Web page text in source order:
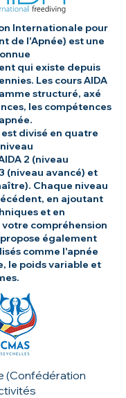
Internationale pour
de l'Apnée) est une
qui existe depuis
Les cours AIDA
structuré, axé
les compétences
est divisé en quatre
2 (niveau
(niveau avancé) et
Chaque niveau
en ajoutant
et en
compréhension
également
comme l'apnée
le poids variable et
(Confédération